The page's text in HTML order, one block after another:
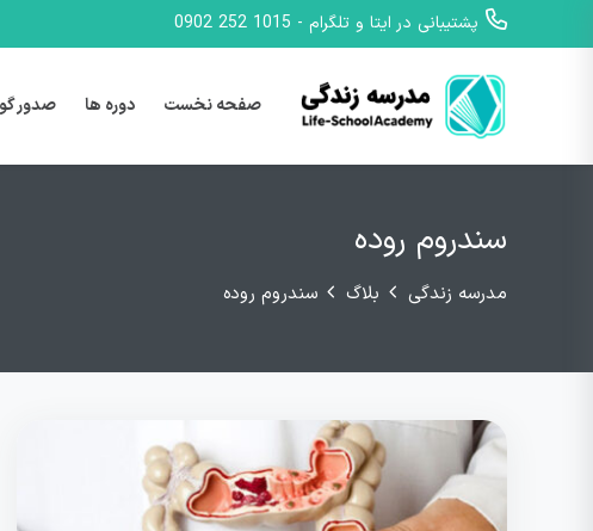
پشتیبانی در ایتا و تلگرام - 1015 252 0902
صفحه نخست دوره ها صدور
سندروم روده
مدرسه زندگی بلاگ سندروم روده